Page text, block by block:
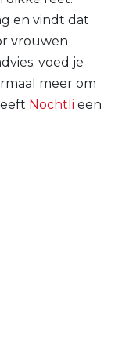
en vindt dat
vrouwen
voed je
meer om
Nochtli een